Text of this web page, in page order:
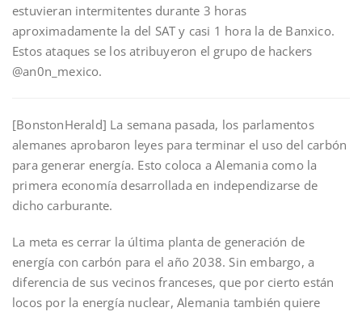
estuvieran intermitentes durante 3 horas
aproximadamente la del SAT y casi 1 hora la de Banxico.
Estos ataques se los atribuyeron el grupo de hackers
@an0n_mexico.
[BonstonHerald] La semana pasada, los parlamentos
alemanes aprobaron leyes para terminar el uso del carbón
para generar energía. Esto coloca a Alemania como la
primera economía desarrollada en independizarse de
dicho carburante.
La meta es cerrar la última planta de generación de
energía con carbón para el año 2038. Sin embargo, a
diferencia de sus vecinos franceses, que por cierto están
locos por la energía nuclear, Alemania también quiere